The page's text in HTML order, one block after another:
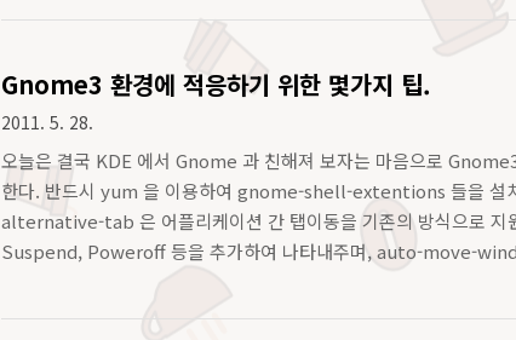
Gnome3 환경에 적응하기 위한 몇가지 팁.
2011. 5. 28.
오늘은 결국 KDE 에서 Gnome 과 친해져 보자는 마음으로
한다. 반드시 yum 을 이용하여 gnome-shell-extentions 들을 설
alternative-tab 은 어플리케이션 간 탭이동을 기존의 방식으로
Suspend, Poweroff 등을 추가하여 나타내주며, auto-move-